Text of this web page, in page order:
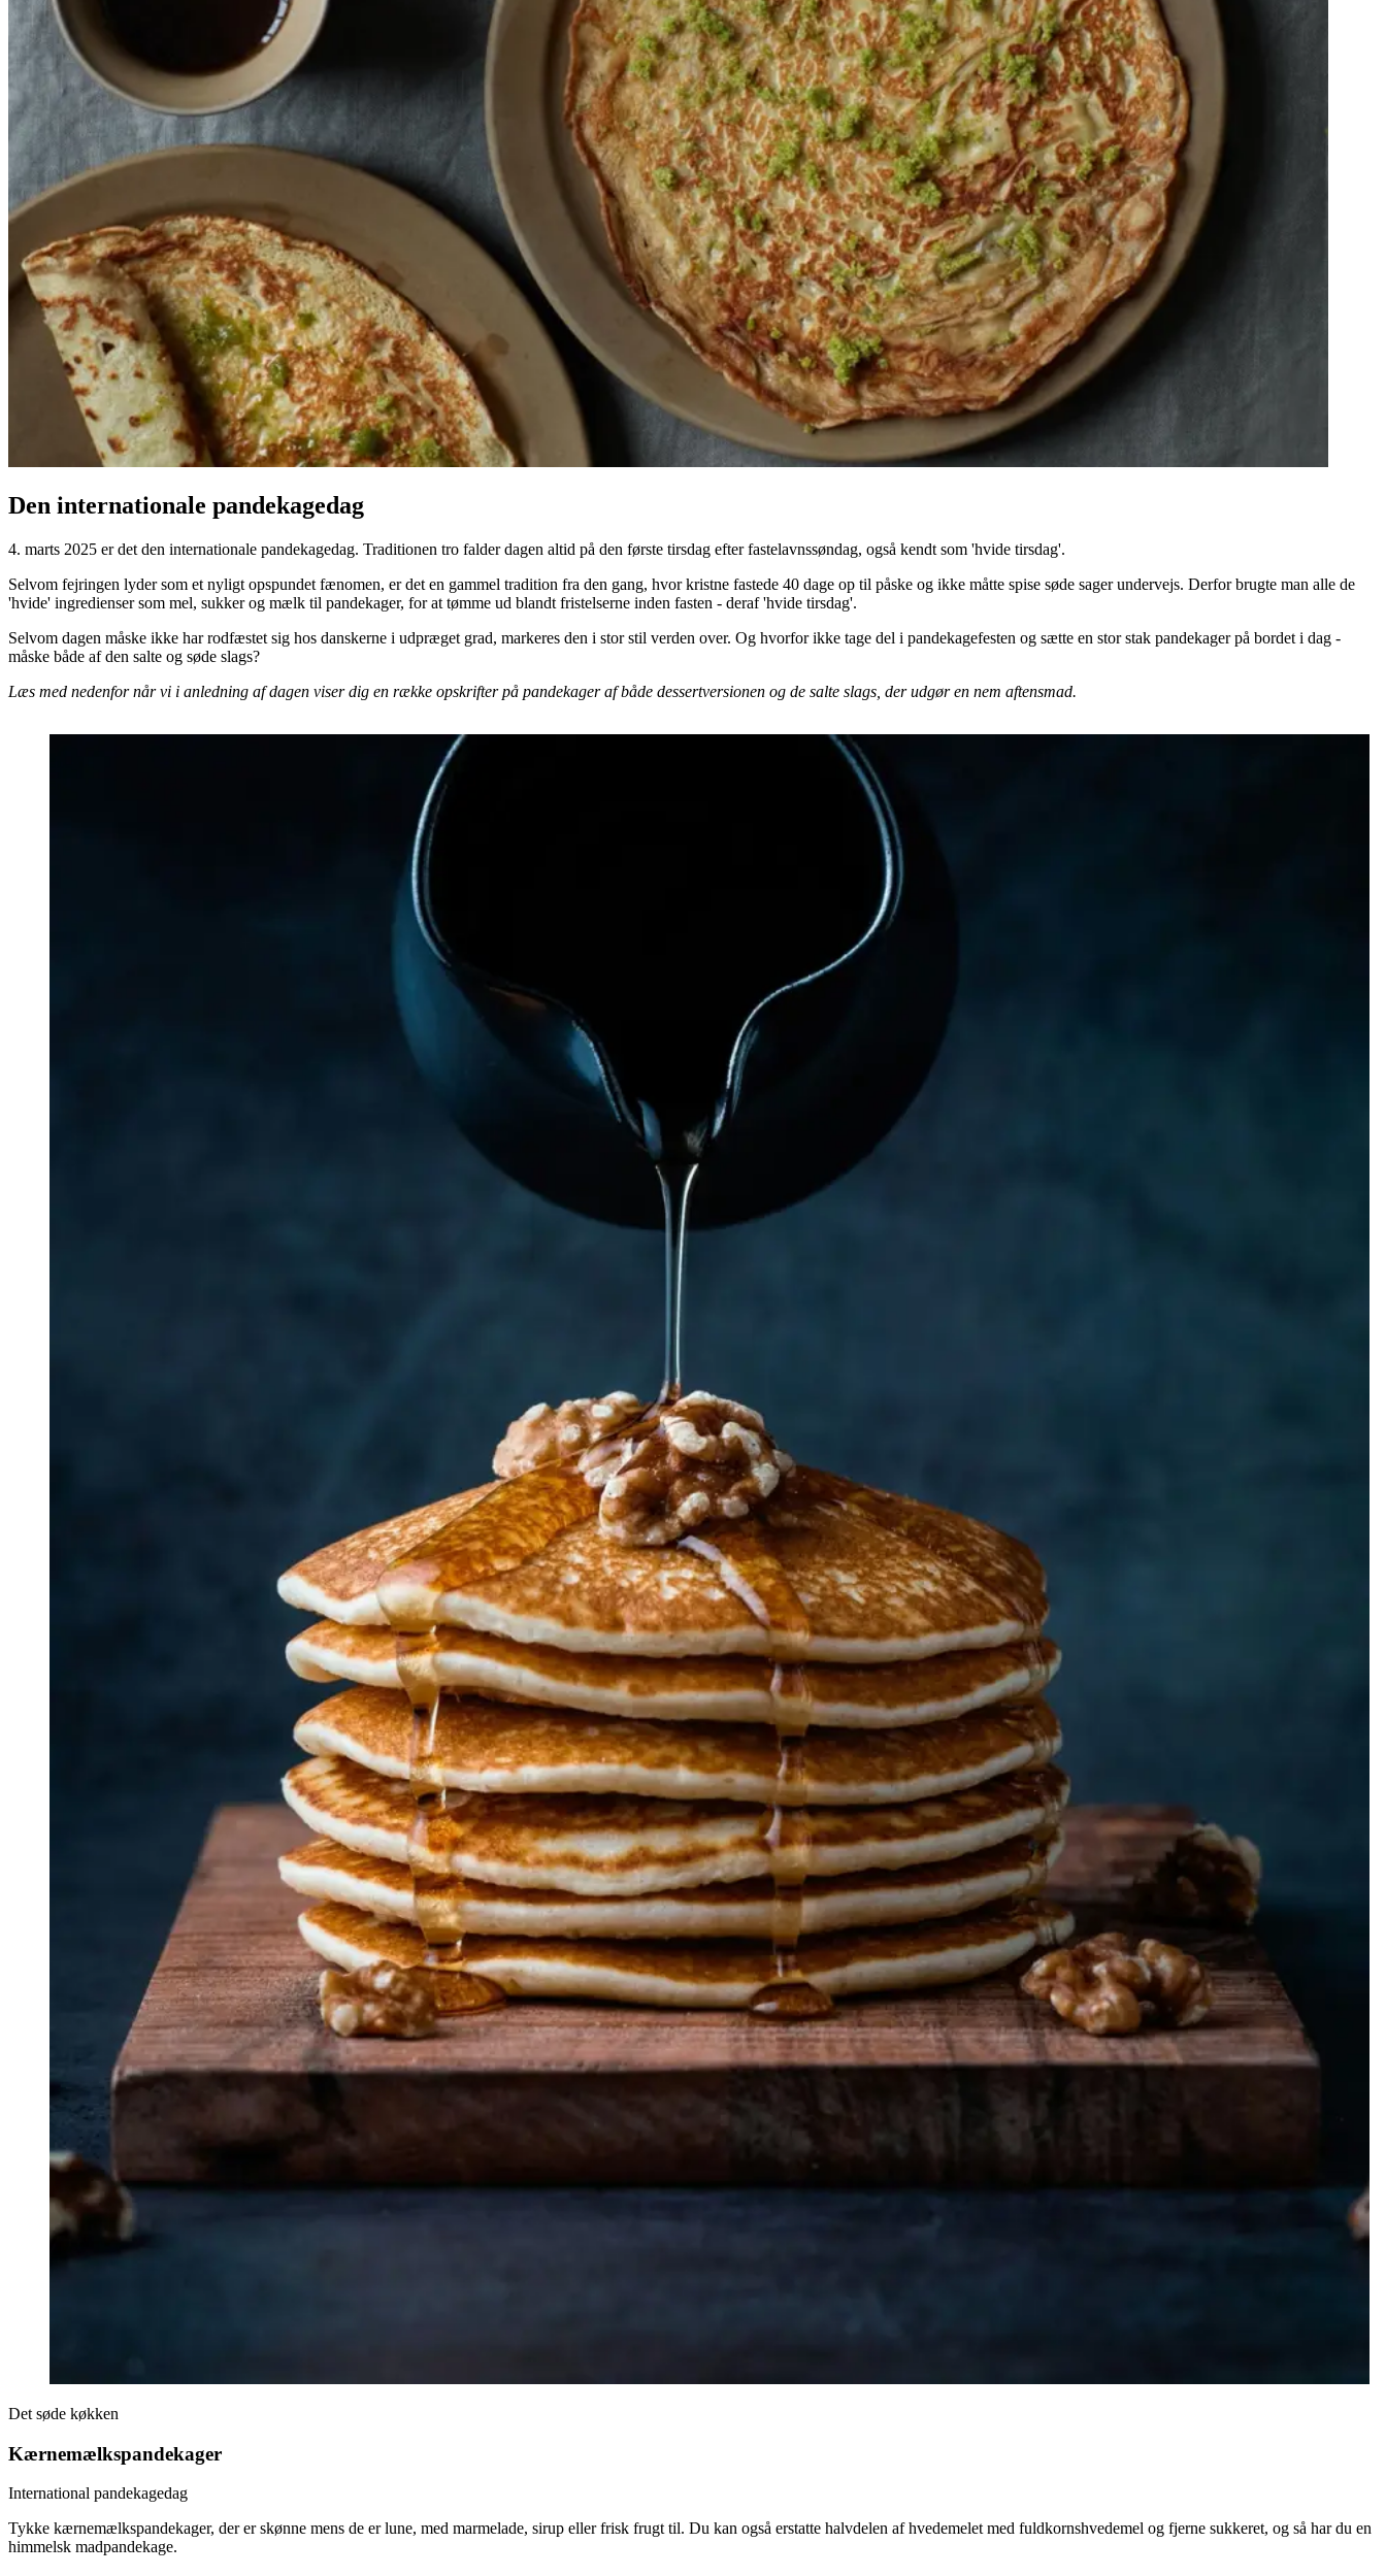
Den internationale pandekagedag
4. marts 2025 er det den internationale pandekagedag. Traditionen tro falder dagen altid på den første tirsdag efter fastelavnssøndag, også kendt som 'hvide tirsdag'.
Selvom fejringen lyder som et nyligt opspundet fænomen, er det en gammel tradition fra den gang, hvor kristne fastede 40 dage op til påske og ikke måtte spise søde sager undervejs. Derfor brugte man alle de
'hvide' ingredienser som mel, sukker og mælk til pandekager, for at tømme ud blandt fristelserne inden fasten - deraf 'hvide tirsdag'.
Selvom dagen måske ikke har rodfæstet sig hos danskerne i udpræget grad, markeres den i stor stil verden over. Og hvorfor ikke tage del i pandekagefesten og sætte en stor stak pandekager på bordet i dag -
måske både af den salte og søde slags?
Læs med nedenfor når vi i anledning af dagen viser dig en række opskrifter på pandekager af både dessertversionen og de salte slags, der udgør en nem aftensmad.
Det søde køkken
Kærnemælkspandekager
International pandekagedag
Tykke kærnemælkspandekager, der er skønne mens de er lune, med marmelade, sirup eller frisk frugt til. Du kan også erstatte halvdelen af hvedemelet med fuldkornshvedemel og fjerne sukkeret, og så har du en
himmelsk madpandekage.